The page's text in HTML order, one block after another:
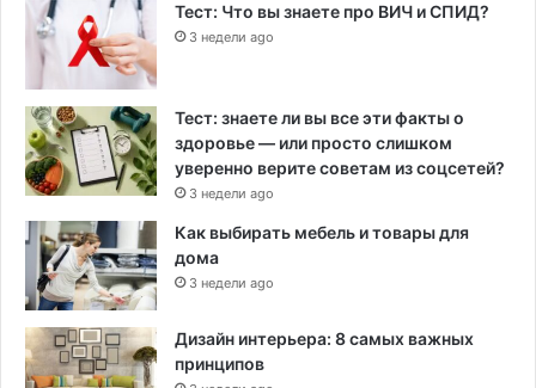
Тест: Что вы знаете про ВИЧ и СПИД?
3 недели ago
Тест: знаете ли вы все эти факты о
здоровье — или просто слишком
уверенно верите советам из соцсетей?
3 недели ago
Как выбирать мебель и товары для
дома
3 недели ago
Дизайн интерьера: 8 самых важных
принципов